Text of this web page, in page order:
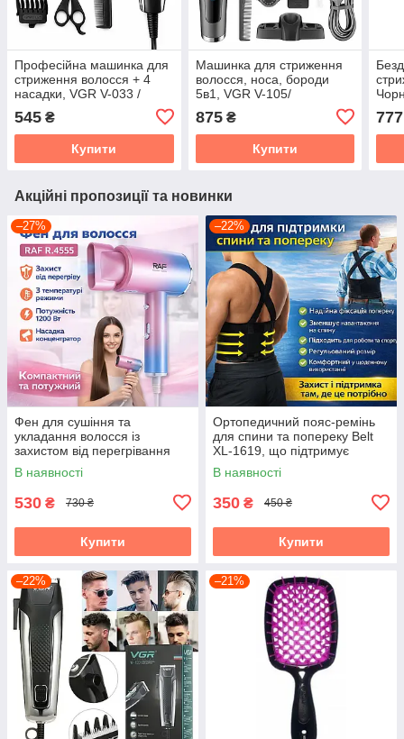
Професійна машинка для
стриження волосся + 4
насадки, VGR V-033 /
545 ₴
Купити
Машинка для стриження
волосся, носа, бороди
5в1, VGR V-105/
акумуляторний тример/
Електробритва
875₴
Купити
777
Акційні пропозиції та новинки
–27%
Фен для сушіння та
укладання волосся із
захистом від перегрівання
та концентратором RAF
R.4555 1200W
В наявності
530 ₴ 730 ₴
Купити
–22%
Ортопедичний пояс-ремінь
для спини та попереку Belt
XL-1619, що підтримує
еластичний корсет із
регулюванням,
В наявності
350 ₴ 450 ₴
Купити
–22% –21%